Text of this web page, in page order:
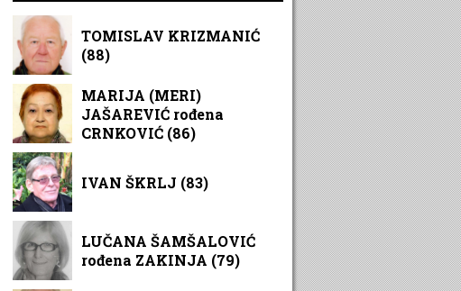
TOMISLAV KRIZMANIĆ
(88)
MARIJA (MERI)
JAŠAREVIĆ rođena
CRNKOVIĆ (86)
IVAN ŠKRLJ (83)
LUČANA ŠAMŠALOVIĆ
rođena ZAKINJA (79)